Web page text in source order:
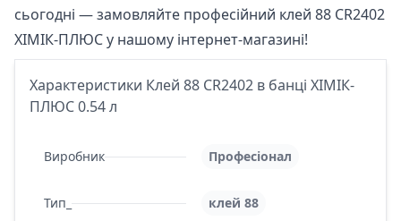
сьогодні — замовляйте професійний клей 88 CR2402
ХІМІК-ПЛЮС у нашому інтернет-магазині!
Характеристики Клей 88 CR2402 в банці ХІМІК-
ПЛЮС 0.54 л
Виробник Професіонал
Тип_ клей 88